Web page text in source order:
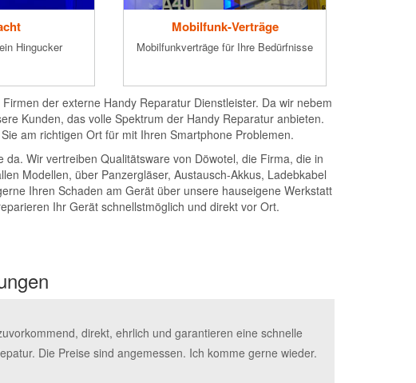
Hingucker
Mobilfunk-Verträge
Mobilfunkverträge für Ihre Bedürfnisse
der externe Handy Reparatur Dienstleister. Da wir nebem
Kunden, das volle Spektrum der Handy Reparatur anbieten.
am richtigen Ort für mit Ihren Smartphone Problemen.
Wir vertreiben Qualitätsware von Döwotel, die Firma, die in
Modellen, über Panzergläser, Austausch-Akkus, Ladebkabel
Ihren Schaden am Gerät über unsere hauseigene Werkstatt
Ihr Gerät schnellstmöglich und direkt vor Ort.
direkt, ehrlich und garantieren eine schnelle
Die Preise sind angemessen. Ich komme gerne wieder.